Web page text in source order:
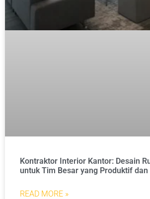
Kontraktor Interior Kantor: Desain
untuk Tim Besar yang Produktif
READ MORE »